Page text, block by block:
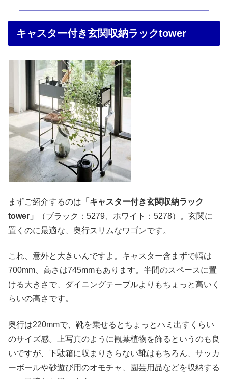
キャスター付き玄関収納ラックtower
まずご紹介するのは 「キャスター付き玄関収納ラック
tower」
（ブラック：5279、ホワイト：5278）。玄関に
置くのに最適な、奥行スリムなワゴンです。
これ、意外と大きいんですよ。キャスター含まずで幅は
700mm、高さは745mmもあります。半間のスペースに置
ける大きさで、ダイニングテーブルよりもちょっと高いく
らいの高さです。
奥行は220mmで、靴を乗せるとちょっとハミ出すくらい
のサイズ感。上写真のように観葉植物を飾るというのも良
いですが、下駄箱に収まりきらない靴はもちろん、サッカ
ーボールや砂遊び用のオモチャ、園芸用品などを収納する